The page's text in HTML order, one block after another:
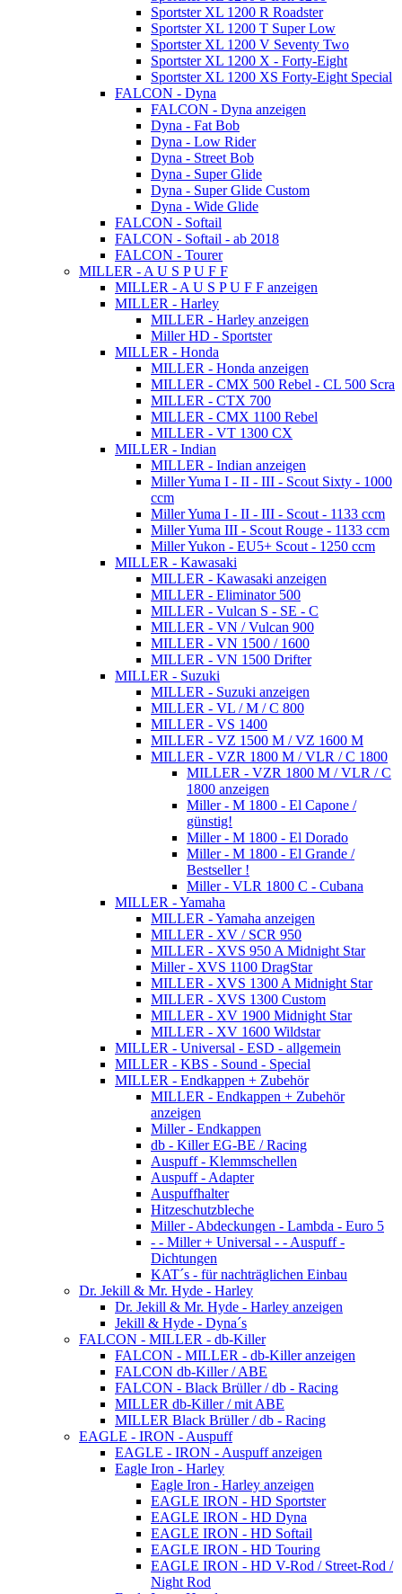
Sportster XL 1200 R Roadster
Sportster XL 1200 T Super Low
Sportster XL 1200 V Seventy Two
Sportster XL 1200 X - Forty-Eight
Sportster XL 1200 XS Forty-Eight Special
FALCON - Dyna
FALCON - Dyna anzeigen
Dyna - Fat Bob
Dyna - Low Rider
Dyna - Street Bob
Dyna - Super Glide
Dyna - Super Glide Custom
Dyna - Wide Glide
FALCON - Softail
FALCON - Softail - ab 2018
FALCON - Tourer
MILLER - A U S P U F F
MILLER - A U S P U F F anzeigen
MILLER - Harley
MILLER - Harley anzeigen
Miller HD - Sportster
MILLER - Honda
MILLER - Honda anzeigen
MILLER - CMX 500 Rebel - CL 500 Scra
MILLER - CTX 700
MILLER - CMX 1100 Rebel
MILLER - VT 1300 CX
MILLER - Indian
MILLER - Indian anzeigen
Miller Yuma I - II - III - Scout Sixty - 1000
ccm
Miller Yuma I - II - III - Scout - 1133 ccm
Miller Yuma III - Scout Rouge - 1133 ccm
Miller Yukon - EU5+ Scout - 1250 ccm
MILLER - Kawasaki
MILLER - Kawasaki anzeigen
MILLER - Eliminator 500
MILLER - Vulcan S - SE - C
MILLER - VN / Vulcan 900
MILLER - VN 1500 / 1600
MILLER - VN 1500 Drifter
MILLER - Suzuki
MILLER - Suzuki anzeigen
MILLER - VL / M / C 800
MILLER - VS 1400
MILLER - VZ 1500 M / VZ 1600 M
MILLER - VZR 1800 M / VLR / C 1800
MILLER - VZR 1800 M / VLR / C
1800 anzeigen
Miller - M 1800 - El Capone /
günstig!
Miller - M 1800 - El Dorado
Miller - M 1800 - El Grande /
Bestseller !
Miller - VLR 1800 C - Cubana
MILLER - Yamaha
MILLER - Yamaha anzeigen
MILLER - XV / SCR 950
MILLER - XVS 950 A Midnight Star
Miller - XVS 1100 DragStar
MILLER - XVS 1300 A Midnight Star
MILLER - XVS 1300 Custom
MILLER - XV 1900 Midnight Star
MILLER - XV 1600 Wildstar
MILLER - Universal - ESD - allgemein
MILLER - KBS - Sound - Special
MILLER - Endkappen + Zubehör
MILLER - Endkappen + Zubehör
anzeigen
Miller - Endkappen
db - Killer EG-BE / Racing
Auspuff - Klemmschellen
Auspuff - Adapter
Auspuffhalter
Hitzeschutzbleche
Miller - Abdeckungen - Lambda - Euro 5
- - Miller + Universal - - Auspuff -
Dichtungen
KAT´s - für nachträglichen Einbau
Dr. Jekill & Mr. Hyde - Harley
Dr. Jekill & Mr. Hyde - Harley anzeigen
Jekill & Hyde - Dyna´s
FALCON - MILLER - db-Killer
FALCON - MILLER - db-Killer anzeigen
FALCON db-Killer / ABE
FALCON - Black Brüller / db - Racing
MILLER db-Killer / mit ABE
MILLER Black Brüller / db - Racing
EAGLE - IRON - Auspuff
EAGLE - IRON - Auspuff anzeigen
Eagle Iron - Harley
Eagle Iron - Harley anzeigen
EAGLE IRON - HD Sportster
EAGLE IRON - HD Dyna
EAGLE IRON - HD Softail
EAGLE IRON - HD Touring
EAGLE IRON - HD V-Rod / Street-Rod /
Night Rod